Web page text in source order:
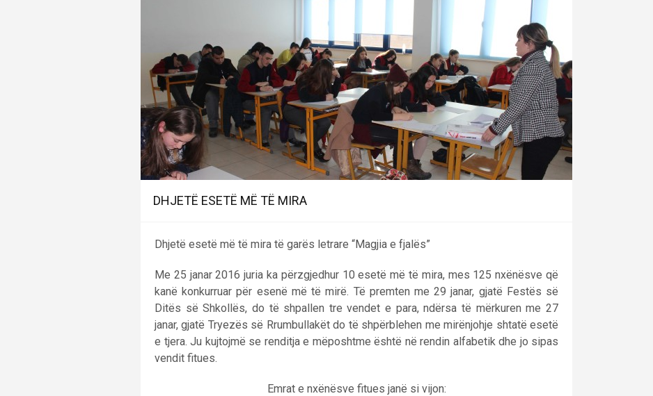
DHJETË ESETË MË TË MIRA
Dhjetë esetë më të mira të garës letrare “Magjia e fjalës”
Me 25 janar 2016 juria ka përzgjedhur 10 esetë më të mira, mes 125 nxënësve që
kanë konkurruar për esenë më të mirë. Të premten me 29 janar, gjatë Festës së
Ditës së Shkollës, do të shpallen tre vendet e para, ndërsa të mërkuren me 27
janar, gjatë Tryezës së Rrumbullakët do të shpërblehen me mirënjohje shtatë esetë
e tjera. Ju kujtojmë se renditja e mëposhtme është në rendin alfabetik dhe jo sipas
vendit fitues.
Emrat e nxënësve fitues janë si vijon: